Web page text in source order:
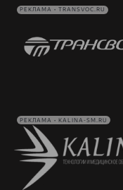
РЕКЛАМА • TRANSVOC.RU
РЕКЛАМА • KALINA-SM.RU